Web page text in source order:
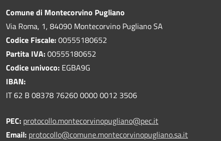
Comune di Montecorvino Pugliano
Via Roma, 1, 84090 Montecorvino Pugliano SA
Codice Fiscale:00555180652
Partita IVA:00555180652
Codice univoco: EGBA9G
IBAN:
IT 62 B 08378 76260 0000 0012 3506
PEC: protocollo.montecorvinopugliano@pec.it
Email: protocollo@comune.montecorvinopugliano.sa.it